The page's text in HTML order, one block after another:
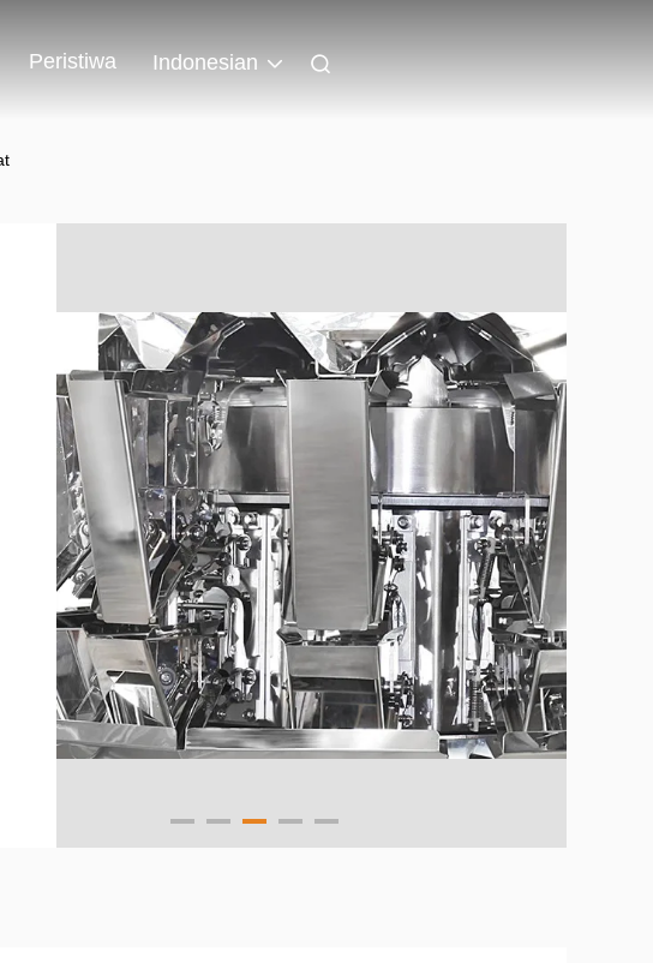
Peristiwa Indonesian